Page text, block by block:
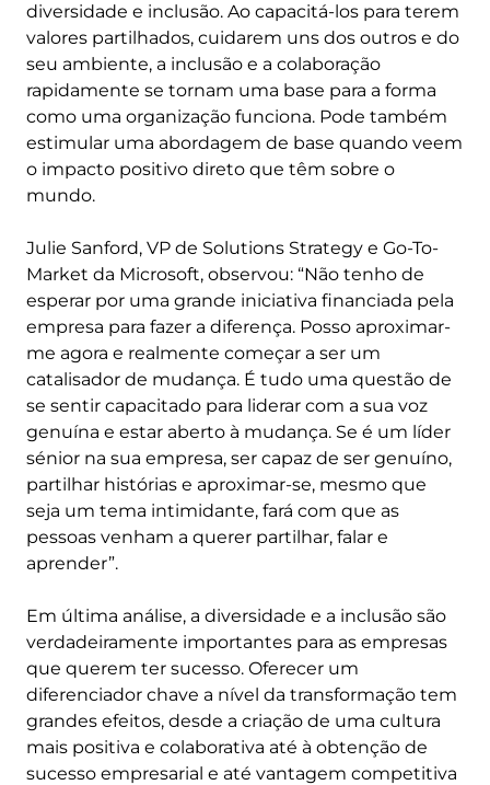
diversidade e inclusão. Ao capacitá-los para terem
valores partilhados, cuidarem uns dos outros e do
seu ambiente, a inclusão e a colaboração
rapidamente se tornam uma base para a forma
como uma organização funciona. Pode também
estimular uma abordagem de base quando veem
o impacto positivo direto que têm sobre o
mundo.
Julie Sanford, VP de Solutions Strategy e Go-To-
Market da Microsoft, observou: “Não tenho de
esperar por uma grande iniciativa financiada pela
empresa para fazer a diferença. Posso aproximar-
me agora e realmente começar a ser um
catalisador de mudança. É tudo uma questão de
se sentir capacitado para liderar com a sua voz
genuína e estar aberto à mudança. Se é um líder
sénior na sua empresa, ser capaz de ser genuíno,
partilhar histórias e aproximar-se, mesmo que
seja um tema intimidante, fará com que as
pessoas venham a querer partilhar, falar e
aprender”.
Em última análise, a diversidade e a inclusão são
verdadeiramente importantes para as empresas
que querem ter sucesso. Oferecer um
diferenciador chave a nível da transformação tem
grandes efeitos, desde a criação de uma cultura
mais positiva e colaborativa até à obtenção de
sucesso empresarial e até vantagem competitiva